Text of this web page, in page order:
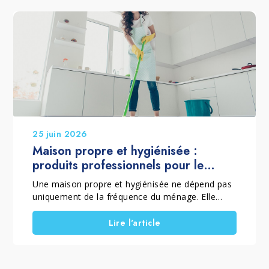
remplacer. Grâce à une restauration
professionnelle, la surface peut retrouver son
équilibre naturel. Ainsi, le parquet conserve son
esthétique et prolonge sa durée de vie.
25 juin 2026
Maison propre et hygiénisée :
produits professionnels pour le
nettoyage de la maison
Une maison propre et hygiénisée ne dépend pas
uniquement de la fréquence du ménage. Elle
dépend aussi de la méthode employée et des
produits utilisés. C'est pourquoi, lorsqu'il est
question de produits professionnels pour le
Lire l'article